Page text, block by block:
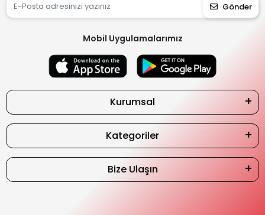
Gönder
Mobil Uygulamalarımız
Kurumsal
Kategoriler
Bize Ulaşın